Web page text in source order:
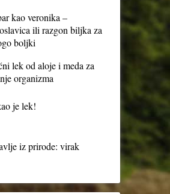
kao veronika –
ili razgon biljka za
boljki
lek od aloje i meda za
organizma
je lek!
iz prirode: virak